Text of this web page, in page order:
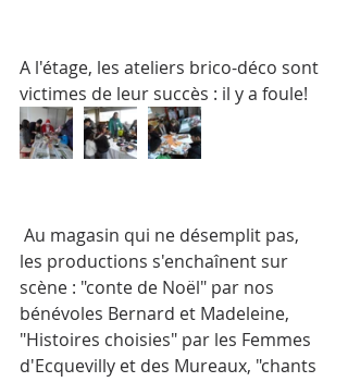
A l'étage, les ateliers brico-déco sont
victimes de leur succès : il y a foule!
les productions s'enchaînent sur
scène : "conte de Noël" par nos
bénévoles Bernard et Madeleine,
"Histoires choisies" par les Femmes
d'Ecquevilly et des Mureaux, "chants